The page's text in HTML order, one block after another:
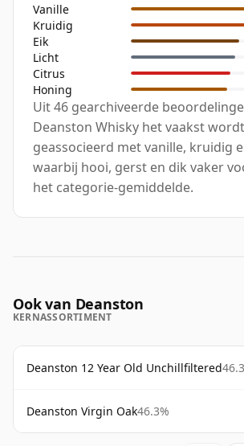
Vanille
Kruidig
Eik
Licht
Citrus
Honing
Uit 46 gearchiveerde
Deanston Whisky het vaakst wordt
geassocieerd met vanille, kruidig
waarbij hooi, gerst en dik vaker
het categorie-gemiddelde.
Ook van Deanston
KERNASSORTIMENT
Deanston 12 Year Old Unchillfiltered
Deanston Virgin Oak46.3%